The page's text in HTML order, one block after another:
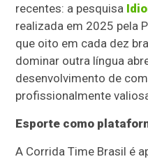
recentes: a pesquisa
realizada em 2025 pela
que oito em cada dez
dominar outra língua
desenvolvimento de
profissionalmente
Esporte como
A Corrida Time Brasil é